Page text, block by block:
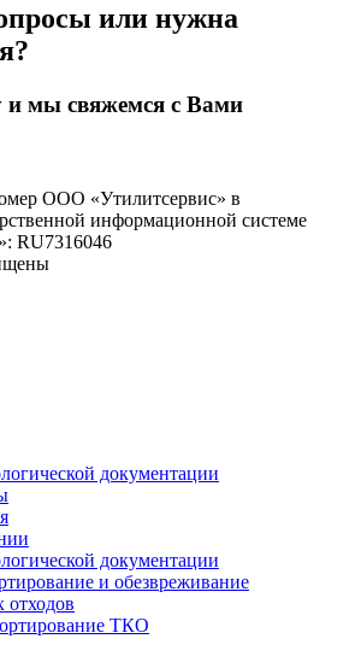
или нужна
и мы свяжемся с Вами
ООО «Утилитсервис» в
информационной системе
RU7316046
документации
документации
и обезвреживание
отходов
ТКО